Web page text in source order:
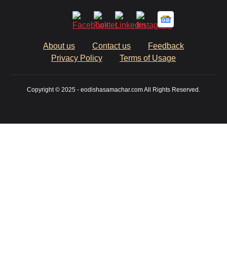
About us Contact us
Feedback
Privacy Policy
Terms of Usage
Copyright © 2025 - eodishasamachar.com All Rights Reserved.